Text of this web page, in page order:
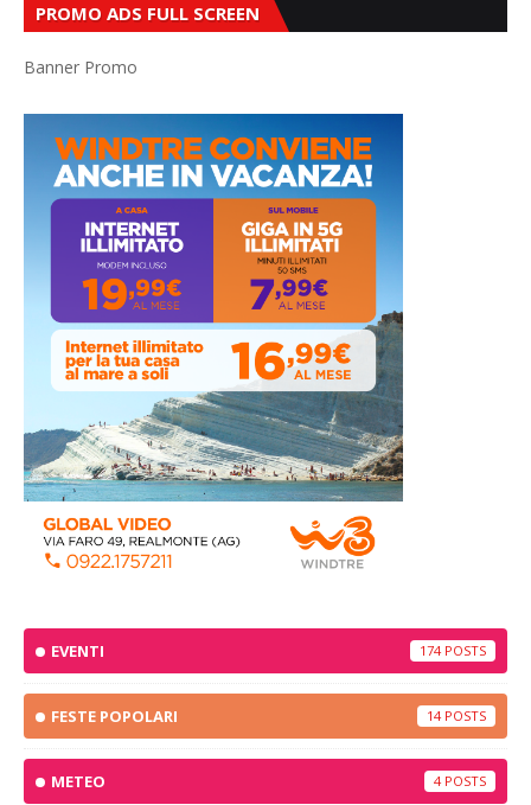
PROMO ADS FULL SCREEN
Banner Promo
EVENTI 174
FESTE POPOLARI 14
METEO 4